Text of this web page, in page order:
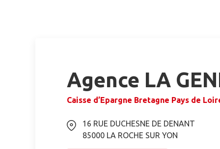
Agence LA
Caisse d’Epargne Bretagne Pays de
16 RUE DUCHESNE DE DENANT
85000 LA ROCHE SUR YON